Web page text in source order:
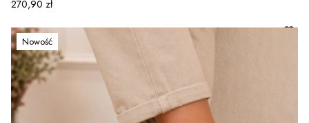
Cena
270,90 zł
Nowość